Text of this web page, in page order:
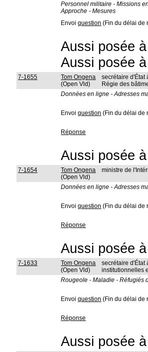
Personnel militaire - Missions
Approche - Mesures
Envoiquestion (Fin du délai de
Aussi posée
Aussi posée
7-1655
Tom Ongena
(Open Vld)
secrétaire d'État
Régie des
Données en ligne - Adresses
Envoiquestion (Fin du délai de
Réponse
Aussi posée
7-1654
Tom Ongena
(Open Vld)
ministre de
Données en ligne - Adresses
Envoiquestion (Fin du délai de
Réponse
Aussi posée
7-1633
Tom Ongena
(Open Vld)
secrétaire d'État
institutionnelles
Rougeole - Maladie - Réfugiés
Envoiquestion (Fin du délai de
Réponse
Aussi posée